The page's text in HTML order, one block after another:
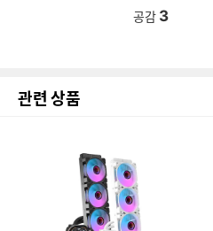
공감 3
관련 상품